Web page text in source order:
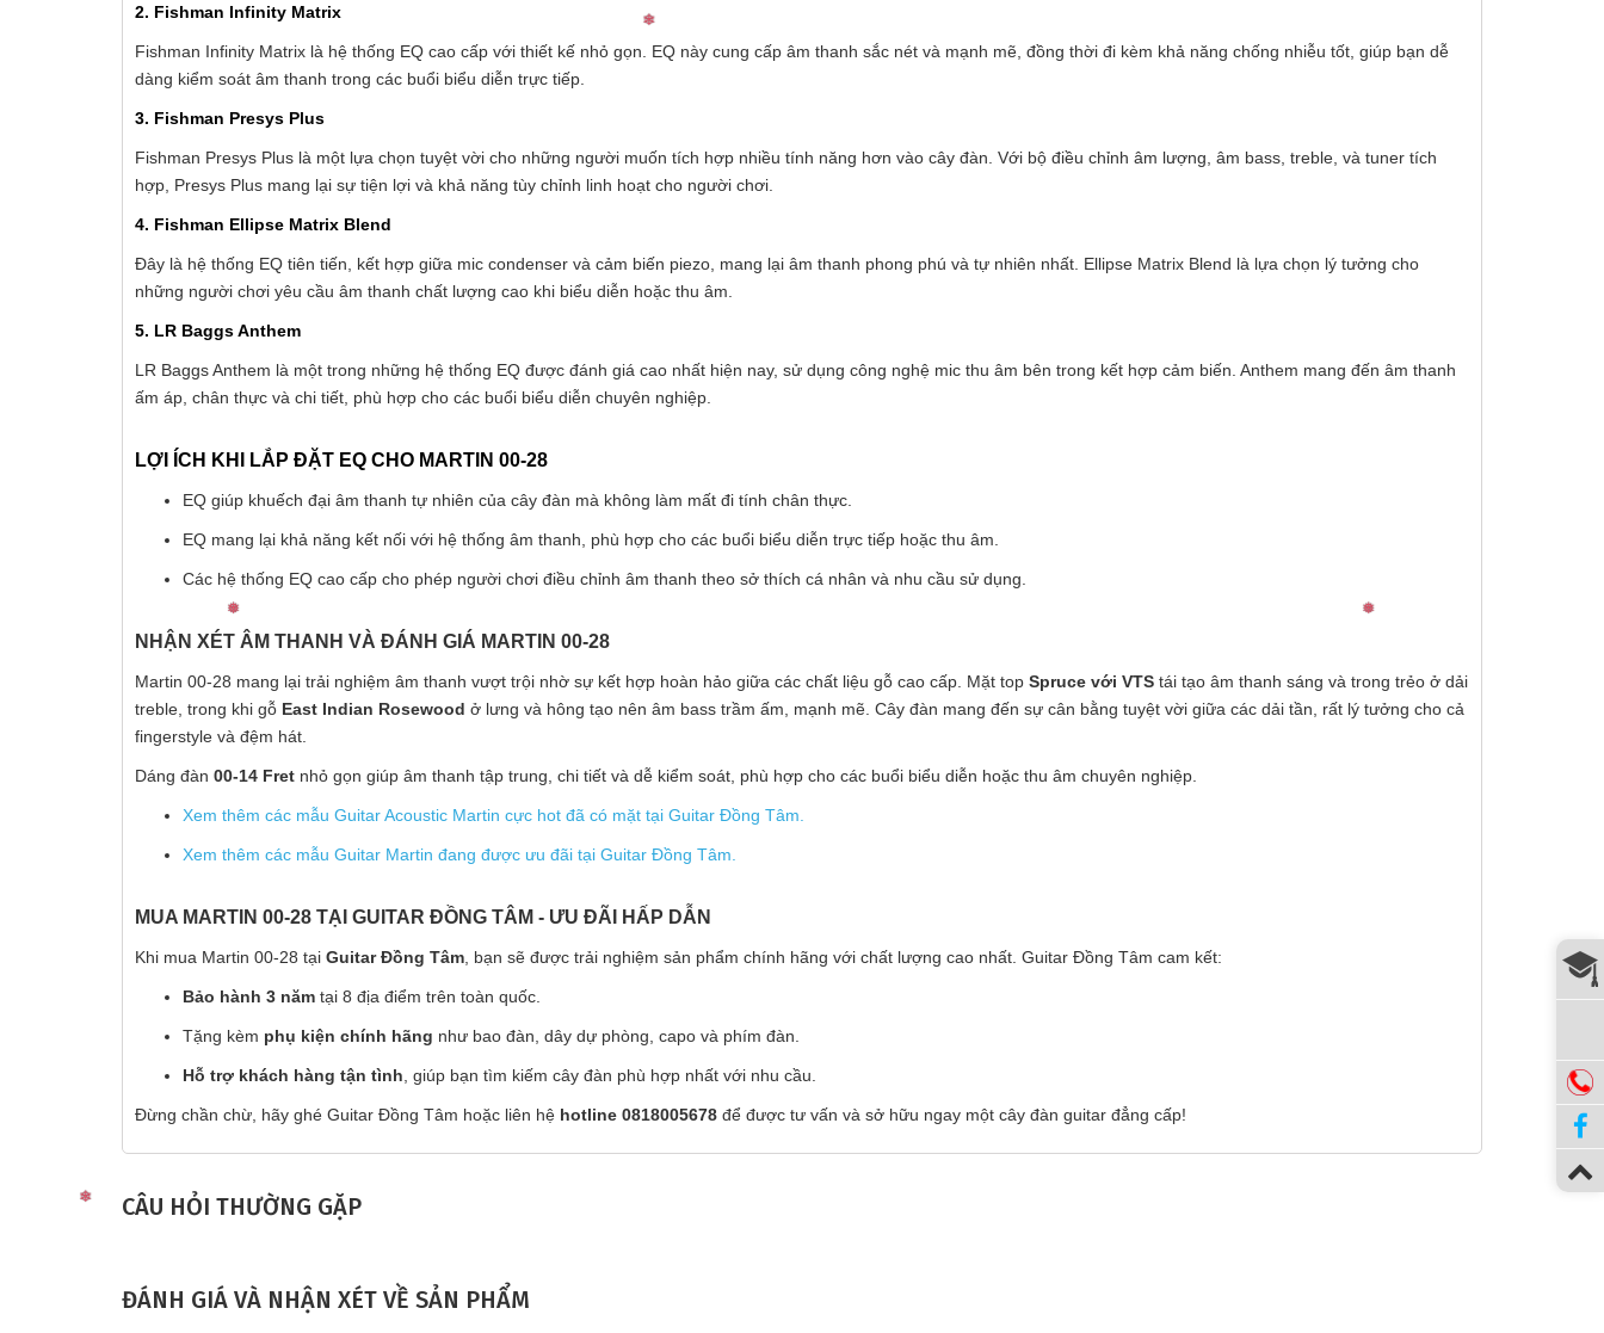
2. Fishman Infinity Matrix
Fishman Infinity Matrix là hệ thống EQ cao cấp với thiết kế nhỏ gọn. EQ này cung cấp âm thanh sắc nét và mạnh mẽ, đồng thời đi kèm khả năng chống nhiễu tốt, giúp bạn dễ
dàng kiểm soát âm thanh trong các buổi biểu diễn trực tiếp.
3. Fishman Presys Plus
Fishman Presys Plus là một lựa chọn tuyệt vời cho những người muốn tích hợp nhiều tính năng hơn vào cây đàn. Với bộ điều chỉnh âm lượng, âm bass, treble, và tuner tích
hợp, Presys Plus mang lại sự tiện lợi và khả năng tùy chỉnh linh hoạt cho người chơi.
4. Fishman Ellipse Matrix Blend
Đây là hệ thống EQ tiên tiến, kết hợp giữa mic condenser và cảm biến piezo, mang lại âm thanh phong phú và tự nhiên nhất. Ellipse Matrix Blend là lựa chọn lý tưởng cho
những người chơi yêu cầu âm thanh chất lượng cao khi biểu diễn hoặc thu âm.
5. LR Baggs Anthem
LR Baggs Anthem là một trong những hệ thống EQ được đánh giá cao nhất hiện nay, sử dụng công nghệ mic thu âm bên trong kết hợp cảm biến. Anthem mang đến âm thanh
ấm áp, chân thực và chi tiết, phù hợp cho các buổi biểu diễn chuyên nghiệp.
LỢI ÍCH KHI LẮP ĐẶT EQ CHO MARTIN 00-28
EQ giúp khuếch đại âm thanh tự nhiên của cây đàn mà không làm mất đi tính chân thực.
EQ mang lại khả năng kết nối với hệ thống âm thanh, phù hợp cho các buổi biểu diễn trực tiếp hoặc thu âm.
Các hệ thống EQ cao cấp cho phép người chơi điều chỉnh âm thanh theo sở thích cá nhân và nhu cầu sử dụng.
NHẬN XÉT ÂM THANH VÀ ĐÁNH GIÁ MARTIN 00-28
Martin 00-28 mang lại trải nghiệm âm thanh vượt trội nhờ sự kết hợp hoàn hảo giữa các chất liệu gỗ cao cấp. Mặt top Spruce với VTS tái tạo âm thanh sáng và trong trẻo ở dải
treble, trong khi gỗ East Indian Rosewood ở lưng và hông tạo nên âm bass trầm ấm, mạnh mẽ. Cây đàn mang đến sự cân bằng tuyệt vời giữa các dải tần, rất lý tưởng cho cả
fingerstyle và đệm hát.
Dáng đàn 00-14 Fret nhỏ gọn giúp âm thanh tập trung, chi tiết và dễ kiểm soát, phù hợp cho các buổi biểu diễn hoặc thu âm chuyên nghiệp.
Xem thêm các mẫu Guitar Acoustic Martin cực hot đã có mặt tại Guitar Đồng Tâm.
Xem thêm các mẫu Guitar Martin đang được ưu đãi tại Guitar Đồng Tâm.
MUA MARTIN 00-28 TẠI GUITAR ĐỒNG TÂM - ƯU ĐÃI HẤP DẪN
Khi mua Martin 00-28 tại Guitar Đồng Tâm , bạn sẽ được trải nghiệm sản phẩm chính hãng với chất lượng cao nhất. Guitar Đồng Tâm cam kết:
Bảo hành 3 năm tại 8 địa điểm trên toàn quốc.
Tặng kèm phụ kiện chính hãng như bao đàn, dây dự phòng, capo và phím đàn.
Hỗ trợ khách hàng tận tình , giúp bạn tìm kiếm cây đàn phù hợp nhất với nhu cầu.
Đừng chần chừ, hãy ghé Guitar Đồng Tâm hoặc liên hệ hotline 0818005678 để được tư vấn và sở hữu ngay một cây đàn guitar đẳng cấp!
CÂU HỎI THƯỜNG GẶP
ĐÁNH GIÁ VÀ NHẬN XÉT VỀ SẢN PHẨM